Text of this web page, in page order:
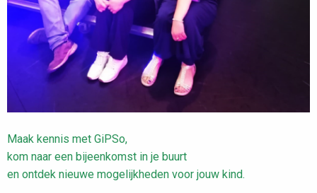
Maak kennis met GiPSo,
kom naar een bijeenkomst in je buurt
en ontdek nieuwe mogelijkheden voor jouw kind.